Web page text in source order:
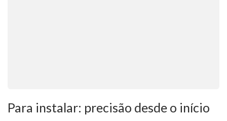
Para instalar: precisão desde o início